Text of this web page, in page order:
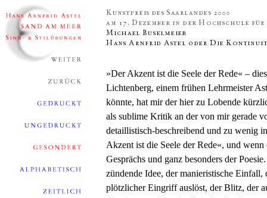
»Der Akzent ist die Seele der Rede« –
Lichtenberg, einem frühen Lehrmeister
könnte, hat mir der hier zu Lobende
als sublime Kritik an der von mir gerade
detaillistisch-beschreibend und zu wenig
Akzent ist die Seele der Rede«, und
Gesprächs und ganz besonders der
zündende Idee, der manieristische
plötzlicher Eingriff auslöst, der Blitz, der